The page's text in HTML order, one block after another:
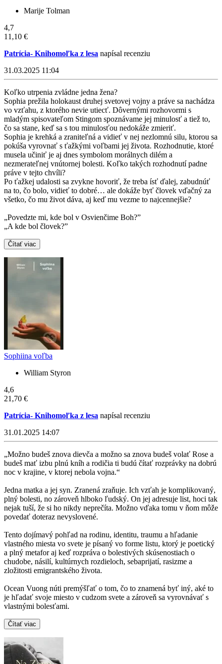
Marije Tolman
4,7
11,10 €
Patrícia- Knihomoľka z lesa napísal recenziu
31.03.2025 11:04
Koľko utrpenia zvládne jedna žena?
Sophia prežila holokaust druhej svetovej vojny a práve sa nachádza
vo vzťahu, z ktorého nevie utiecť. Dôvernými rozhovormi s
mladým spisovateľom Stingom spoznávame jej minulosť a tiež to,
čo sa stane, keď sa s tou minulosťou nedokáže zmieriť.
Sophia je krehká a zraniteľná a vidieť v nej nezlomnú silu, ktorou sa
pokúša vyrovnať s ťažkými voľbami jej života. Rozhodnutie, ktoré
musela učiniť je aj dnes symbolom morálnych dilém a
nezmerateľnej vnútornej bolesti. Koľko takých rozhodnutí padne
práve v tejto chvíli?
Po ťažkej udalosti sa zvykne hovoriť, že treba ísť ďalej, zabudnúť
na to, čo bolo, vidieť to dobré… ale dokáže byť človek vďačný za
všetko, čo mu život dáva, aj keď mu vezme to najcennejšie?
„Povedzte mi, kde bol v Osvienčime Boh?”
„A kde bol človek?”
Čítať viac
Sophiina voľba
William Styron
4,6
21,70 €
Patrícia- Knihomoľka z lesa napísal recenziu
31.01.2025 14:07
„Možno budeš znova dievča a možno sa znova budeš volať Rose a
budeš mať izbu plnú kníh a rodičia ti budú čítať rozprávky na dobrú
noc v krajine, v ktorej nebola vojna.“
Jedna matka a jej syn. Zranená zraňuje. Ich vzťah je komplikovaný,
plný bolesti, no zároveň hlboko ľudský. On jej adresuje list, hoci tak
nejak tuší, že si ho nikdy neprečíta. Možno vďaka tomu v ňom môže
povedať doteraz nevyslovené.
Tento dojímavý pohľad na rodinu, identitu, traumu a hľadanie
vlastného miesta vo svete je písaný vo forme listu, ktorý je poetický
a plný metafor aj keď rozpráva o bolestivých skúsenostiach o
chudobe, násilí, kultúrnych rozdieloch, sebaprijatí, rasizme a
zložitosti emigrantského života.
Ocean Vuong núti premýšľať o tom, čo to znamená byť iný, aké to
je hľadať svoje miesto v cudzom svete a zároveň sa vyrovnávať s
vlastnými bolesťami.
Čítať viac